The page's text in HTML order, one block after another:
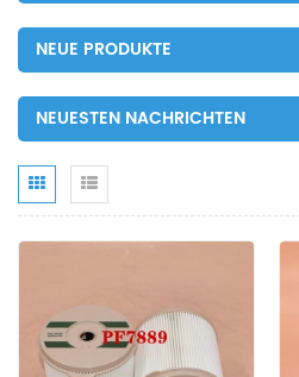
NEUE PRODUKTE
NEUESTEN NACHRICHTEN